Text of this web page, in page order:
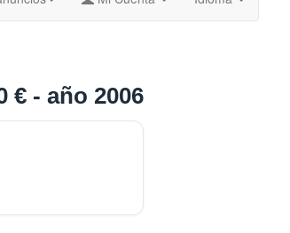
€ - año 2006